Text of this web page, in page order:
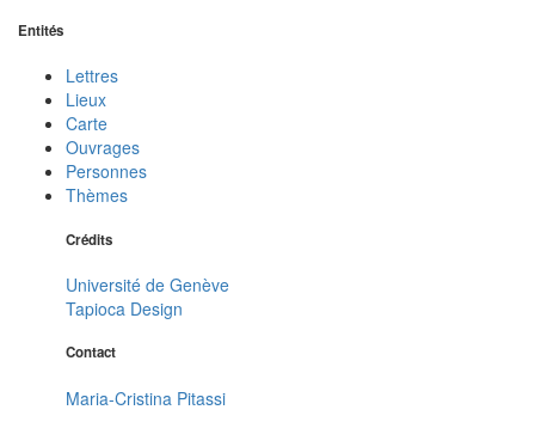
Entités
Lettres
Lieux
Carte
Ouvrages
Personnes
Thèmes
Crédits
Université de Genève
Tapioca Design
Contact
Maria-Cristina Pitassi